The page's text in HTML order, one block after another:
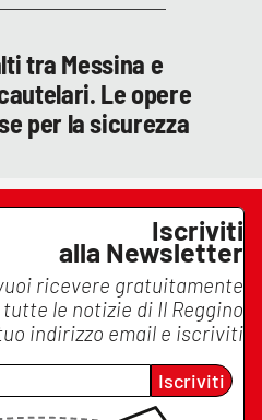
tra Messina e
Le opere
per la sicurezza
Iscriviti
alla Newsletter
ricevere gratuitamente
tutte le notizie di Il Reggino
indirizzo email e iscriviti
Iscriviti